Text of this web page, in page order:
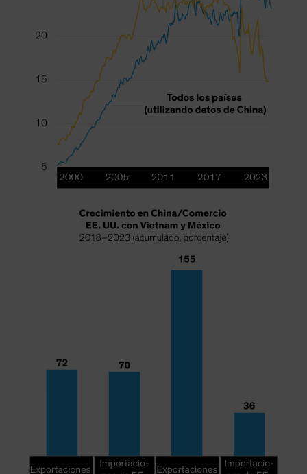
Taiwan - 台灣
United States (US Citizens)
US (Non-US Citizens/NRC)